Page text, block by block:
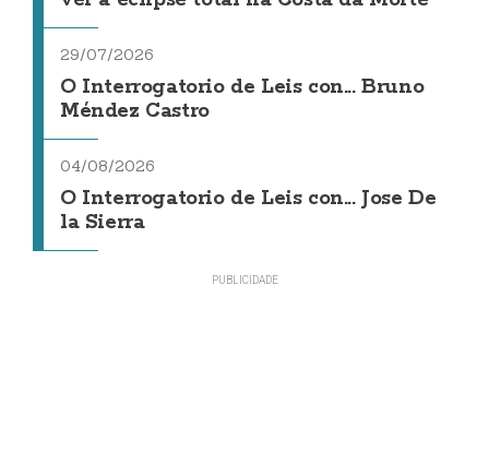
29/07/2026
O Interrogatorio de Leis con... Bruno
Méndez Castro
04/08/2026
O Interrogatorio de Leis con... Jose De
la Sierra